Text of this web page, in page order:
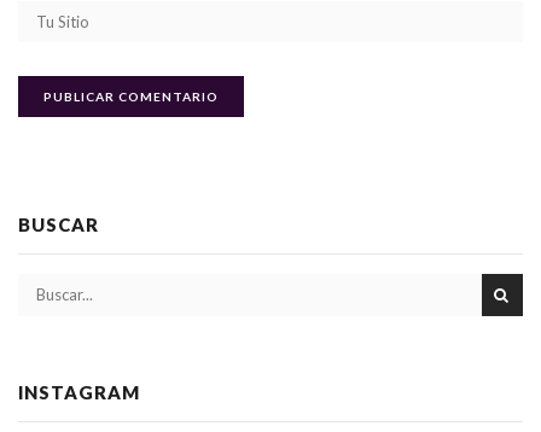
BUSCAR
INSTAGRAM